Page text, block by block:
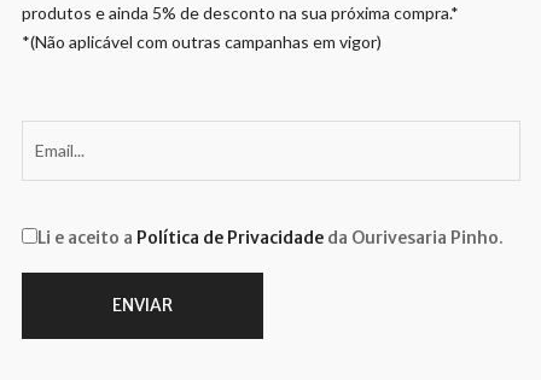
produtos e ainda 5% de desconto na sua próxima compra.*
*(Não aplicável com outras campanhas em vigor)
Li e aceito a Política de Privacidadeda Ourivesaria Pinho.